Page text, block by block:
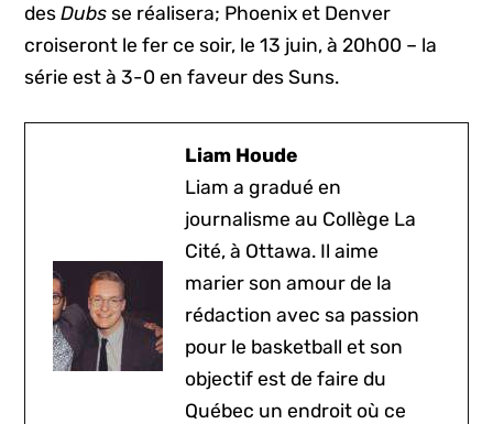
desDubsse réalisera; Phoenix et Denver
croiseront le fer ce soir, le 13 juin, à 20h00 – la
série est à 3-0 en faveur des Suns.
Liam Houde
Liam a gradué en
journalisme au Collège La
Cité, à Ottawa. Il aime
marier son amour de la
rédaction avec sa passion
pour le basketball et son
objectif est de faire du
Québec un endroit où ce